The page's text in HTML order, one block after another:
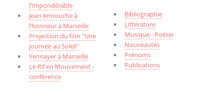
l’Impondérable
Jean Amrouche à
l’honneur à Marseille
Projection du film "Une
journée au Soleil"
Yennayer à Marseille
Le Rif en Mouvement -
conférence
Bibliographie
Littérature
Musique - Poésie
Nouveautés
Prénoms
Publications